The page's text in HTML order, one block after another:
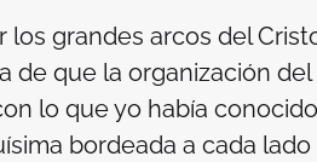
los grandes arcos del
de que la organización
lo que yo había
bordeada a cada